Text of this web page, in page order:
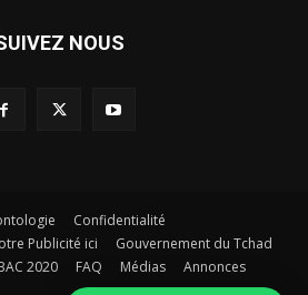
NOUS
Confidentialité
Publicité ici
Gouvernement du Tchad
2020 FAQ Médias
Annonces